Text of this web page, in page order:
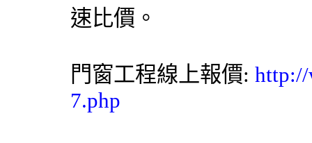
速比價。
門窗工程線上報價: http://
7.php